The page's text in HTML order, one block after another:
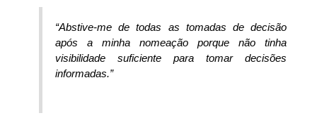
“Abstive-me de todas as tomadas de decisão
após a minha nomeação porque não tinha
visibilidade suficiente para tomar decisões
informadas.”